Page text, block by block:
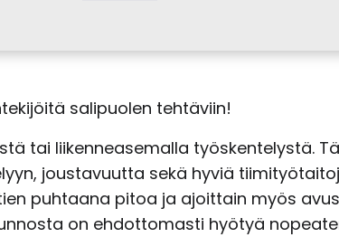
salipuolen tehtäviin!
tai liikenneasemalla työskentelystä.
joustavuutta sekä hyviä
puhtaana pitoa ja ajoittain myös
on ehdottomasti hyötyä